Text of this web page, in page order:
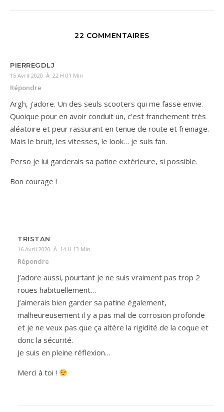
22 COMMENTAIRES
PIERREGDLJ
15 Avril 2020 À 22 H 01 Min
Répondre
Argh, j’adore. Un des seuls scooters qui me fasse envie.
Quoique pour en avoir conduit un, c’est franchement très
aléatoire et peur rassurant en tenue de route et freinage.
Mais le bruit, les vitesses, le look… je suis fan.
Perso je lui garderais sa patine extérieure, si possible.
Bon courage !
TRISTAN
16 Avril 2020 À 14 H 13 Min
Répondre
J’adore aussi, pourtant je ne suis vraiment pas trop 2
roues habituellement…
J’aimerais bien garder sa patine également,
malheureusement il y a pas mal de corrosion profonde
et je ne veux pas que ça altère la rigidité de la coque et
donc la sécurité.
Je suis en pleine réflexion…
Merci à toi !